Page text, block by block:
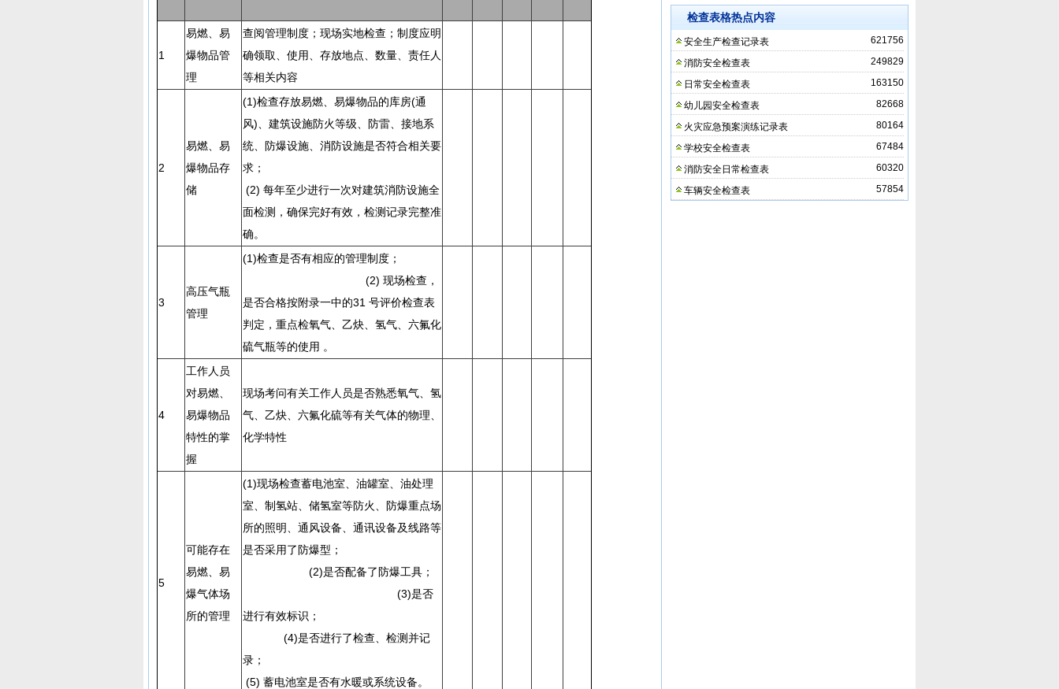
1
易燃、易
爆物品管
理
查阅管理制度；现场实地检查；制度应明
确领取、使用、存放地点、数量、责任人
等相关内容
2
易燃、易
爆物品存
储
(1)检查存放易燃、易爆物品的库房(通
风)、建筑设施防火等级、防雷、接地系
统、防爆设施、消防设施是否符合相关要
求；
(2) 每年至少进行一次对建筑消防设施全
面检测，确保完好有效，检测记录完整准
确。
3
高压气瓶
管理
(1)检查是否有相应的管理制度；
(2) 现场检查，
是否合格按附录一中的31 号评价检查表
判定，重点检氧气、乙炔、氢气、六氟化
硫气瓶等的使用 。
4
工作人员
对易燃、
易爆物品
特性的掌
握
现场考问有关工作人员是否熟悉氧气、氢
气、乙炔、六氟化硫等有关气体的物理、
化学特性
5
可能存在
易燃、易
爆气体场
所的管理
(1)现场检查蓄电池室、油罐室、油处理
室、制氢站、储氢室等防火、防爆重点场
所的照明、通风设备、通讯设备及线路等
是否采用了防爆型；
(2)是否配备了防爆工具；
(3)是否
进行有效标识；
(4)是否进行了检查、检测并记
录；
(5) 蓄电池室是否有水暖或系统设备。
检查表格热点内容
621756
安全生产检查记录表
249829
消防安全检查表
163150
日常安全检查表
82668
幼儿园安全检查表
80164
火灾应急预案演练记录表
67484
学校安全检查表
60320
消防安全日常检查表
57854
车辆安全检查表